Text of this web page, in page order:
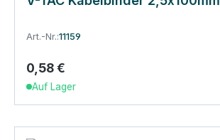
Art.-Nr.:11159
Regulärer Preis:
0,58 €
Auf Lager